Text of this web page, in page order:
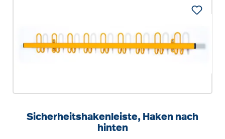
Sicherheitshakenleiste, Haken nach
hinten